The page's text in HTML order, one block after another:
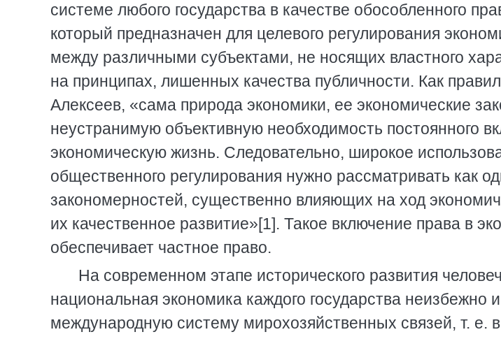
системе любого государства в качестве обособленного
который предназначен для целевого регулирования
между различными субъектами, не носящих властного
на принципах, лишенных качества публичности. Как
Алексеев, «сама природа экономики, ее экономические
неустранимую объективную необходимость постоянного
экономическую жизнь. Следовательно, широкое
общественного регулирования нужно рассматривать как
закономерностей, существенно влияющих на ход
их качественное развитие»[1]. Такое включение права в
обеспечивает частное право.
На современном этапе исторического развития
национальная экономика каждого государства неизбежно
международную систему мирохозяйственных связей, т. е.